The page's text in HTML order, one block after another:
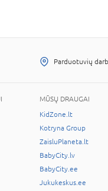
Parduotuvių
MŪSŲ DRAUGAI
KidZone.lt
Kotryna Group
ZaisluPlaneta.lt
BabyCity.lv
BabyCity.ee
Jukukeskus.ee